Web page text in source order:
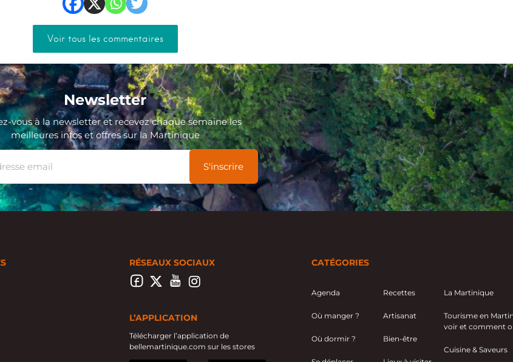
Voir tous les commentaires
Newsletter
vous à la newsletter et recevez chaque semaine les
meilleures infos et offres sur la Martinique
RÉSEAUX SOCIAUX
L’APPLICATION
Télécharger l’application de
bellemartinique.com sur les stores
CATÉGORIES
Agenda
Où manger ?
Où dormir ?
Recettes
Artisanat
Bien-être
La Martinique
Tourisme en
voir et comment
Cuisine & Saveurs